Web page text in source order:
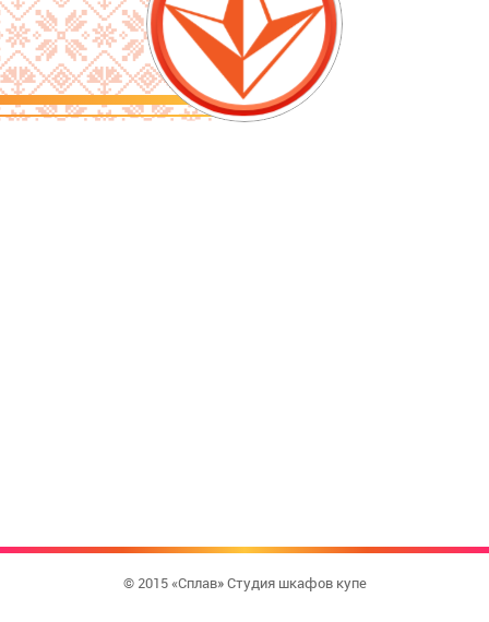
© 2015 «Сплав» Студия шкафов купе